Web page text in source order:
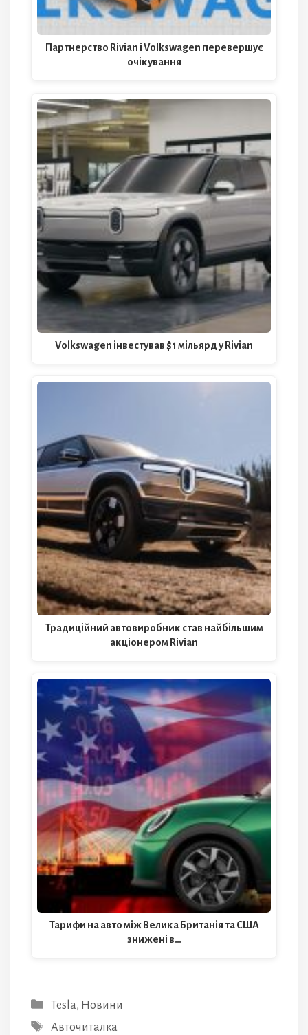
Партнерство Rivian і Volkswagen перевершує
очікування
Volkswagen інвестував $1 мільярд у Rivian
Традиційний автовиробник став найбільшим
акціонером Rivian
Тарифи на авто між Велика Британія та США
знижені в…
Категорії
Tesla, Новини
Позначки
Авточиталка